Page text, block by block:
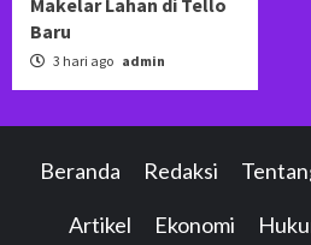
Baru
3 hari ago admin
Beranda Redaksi
Artikel Ekonomi